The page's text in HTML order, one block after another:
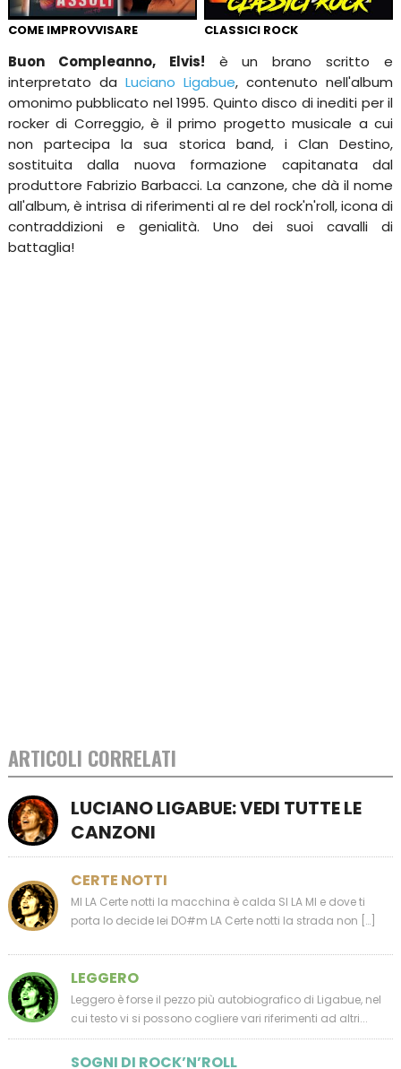
COME IMPROVVISARE CLASSICI ROCK
Buon Compleanno, Elvis! è un brano scritto e
interpretato da Luciano Ligabue, contenuto nell'album
omonimo pubblicato nel 1995. Quinto disco di inediti per il
rocker di Correggio, è il primo progetto musicale a cui
non partecipa la sua storica band, i Clan Destino,
sostituita dalla nuova formazione capitanata dal
produttore Fabrizio Barbacci. La canzone, che dà il nome
all'album, è intrisa di riferimenti al re del rock'n'roll, icona di
contraddizioni e genialità. Uno dei suoi cavalli di
battaglia!
ARTICOLI CORRELATI
LUCIANO LIGABUE: VEDI TUTTE LE
CANZONI
CERTE NOTTI
MI LA Certe notti la macchina è calda SI LA MI e dove ti
porta lo decide lei DO#m LA Certe notti la strada non […]
LEGGERO
Leggero è forse il pezzo più autobiografico di Ligabue, nel
cui testo vi si possono cogliere vari riferimenti ad altri...
SOGNI DI ROCK’N’ROLL